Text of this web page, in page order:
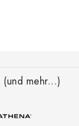
(und mehr...)